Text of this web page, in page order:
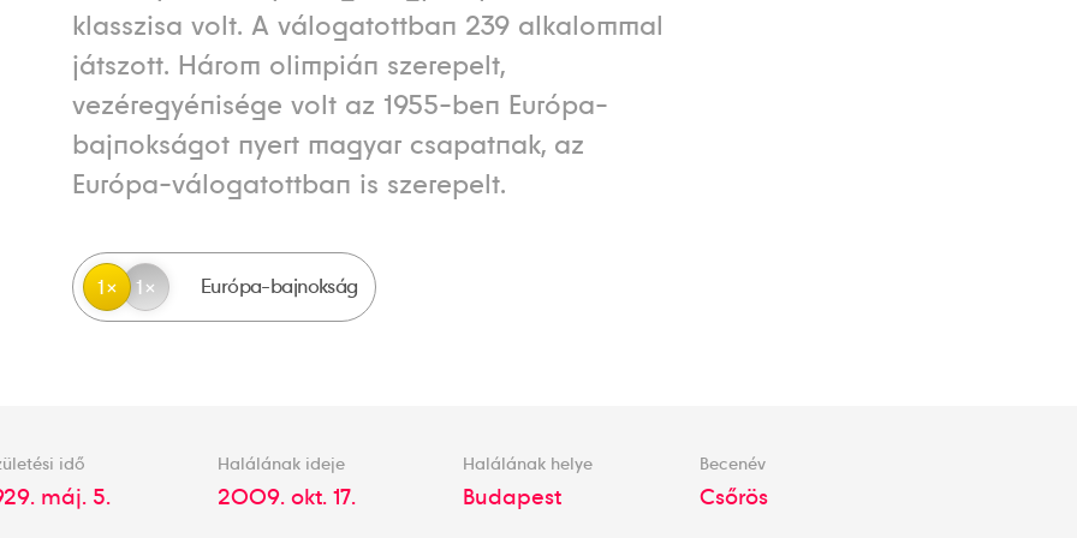
klasszisa volt. A válogatottban 239 alkalommal
játszott. Három olimpián szerepelt,
vezéregyénisége volt az 1955-ben Európa-
bajnokságot nyert magyar csapatnak, az
Európa-válogatottban is szerepelt.
1 1 Európa-bajnokság
idő
máj. 5.
Halálának ideje
2009. okt. 17.
Halálának helye
Budapest
Becenév
Csőrös